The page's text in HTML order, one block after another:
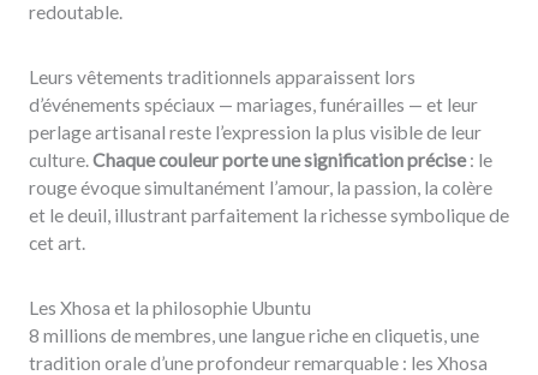
redoutable.
Leurs vêtements traditionnels apparaissent lors
d’événements spéciaux — mariages, funérailles — et leur
perlage artisanal reste l’expression la plus visible de leur
culture.Chaque couleur porte une signification précise: le
rouge évoque simultanément l’amour, la passion, la colère
et le deuil, illustrant parfaitement la richesse symbolique de
cet art.
Les Xhosa et la philosophie Ubuntu
8 millions de membres, une langue riche en cliquetis, une
tradition orale d’une profondeur remarquable : les Xhosa